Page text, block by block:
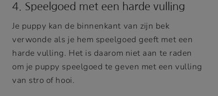
4. Speelgoed met een harde vulling
Je puppy kan de binnenkant van zijn bek
verwonde als je hem speelgoed geeft met een
harde vulling. Het is daarom niet aan te raden
om je puppy speelgoed te geven met een vulling
van stro of hooi.